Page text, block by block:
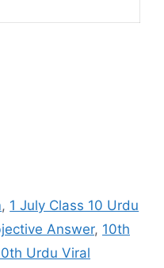
, 1 July Class 10 Urdu
Answer, 10th
Urdu Viral